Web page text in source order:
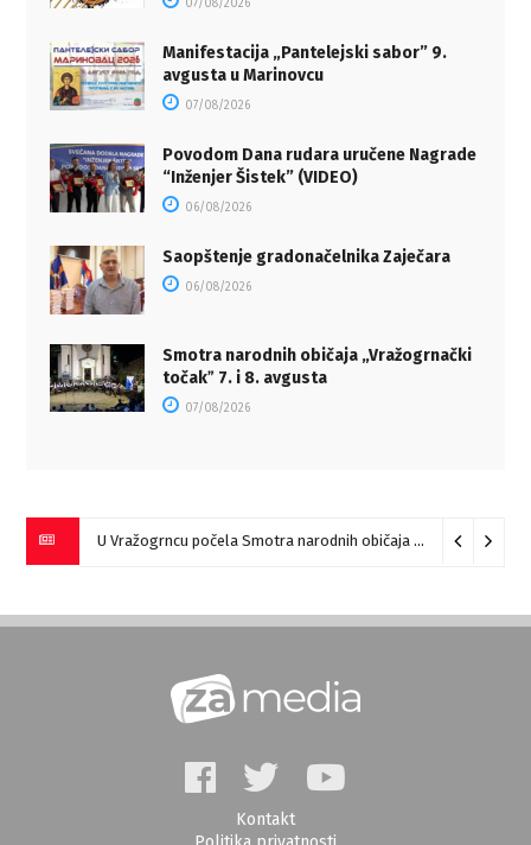
07/08/2026
Manifestacija „Pantelejski sabor” 9.
avgusta u Marinovcu
07/08/2026
Povodom Dana rudara uručene Nagrade
“Inženjer Šistek” (VIDEO)
06/08/2026
Saopštenje gradonačelnika Zaječara
06/08/2026
Smotra narodnih običaja „Vražogrnački
točakˮ 7. i 8. avgusta
07/08/2026
U Vražogrncu počela Smotra narodnih običaja „Vražogrnački točak“
Kontakt